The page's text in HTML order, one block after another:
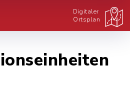
Digitaler
Ortsplan